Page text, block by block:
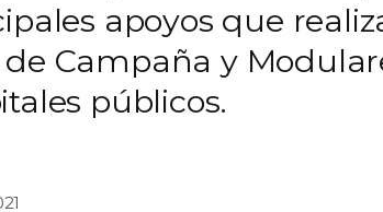
apoyos que
de Campaña y
públicos.